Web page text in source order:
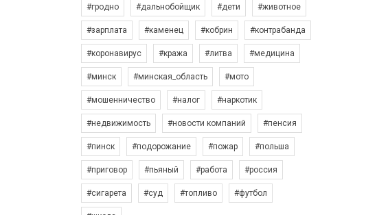
#гродно #дальнобойщик #дети #животное
#зарплата #каменец #кобрин #контрабанда
#коронавирус #кража #литва #медицина
#минск #минская_область #мото
#мошенничество #налог #наркотик
#недвижимость #новости компаний #пенсия
#пинск #подорожание #пожар #польша
#приговор #пьяный #работа #россия
#сигарета #суд #топливо #футбол